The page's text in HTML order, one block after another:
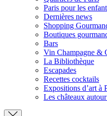
Paris pour les
Dernières news
Shopping
Boutiques
Bars
Vin Champagne &
La Bibliothèque
Escapades
Recettes cocktails
Expositions d’art à
Les châteaux